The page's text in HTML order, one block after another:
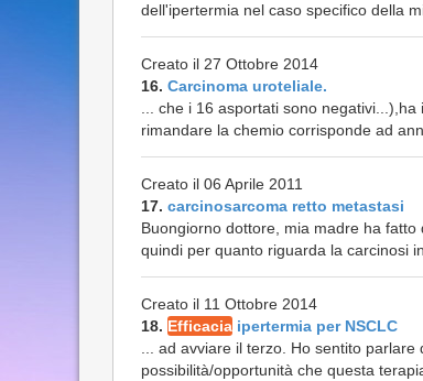
dell'ipertermia nel caso specifico della
Creato il 27 Ottobre 2014
16. Carcinoma uroteliale.
... che i 16 asportati sono
rimandare la chemio corrisponde ad
Creato il 06 Aprile 2011
17. carcinosarcoma retto metastasi
Buongiorno dottore, mia madre ha fatto
quindi per quanto riguarda la carcinosi
Creato il 11 Ottobre 2014
18. Efficacia ipertermia per NSCLC
... ad avviare il terzo. Ho sentito parlare
possibilità/opportunità che questa